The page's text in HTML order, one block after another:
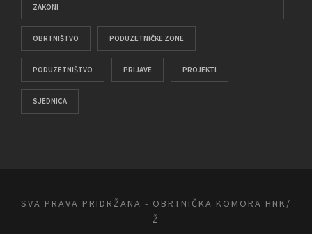
ZAKONI
OBRTNIŠTVO PODUZETNIČKE ZONE
PODUZETNIŠTVO PRIJAVE PROJEKTI
SJEDNICA
SVA PRAVA PRIDRŽANA - OBRTNIČKA KOMORA HNK/
Ž